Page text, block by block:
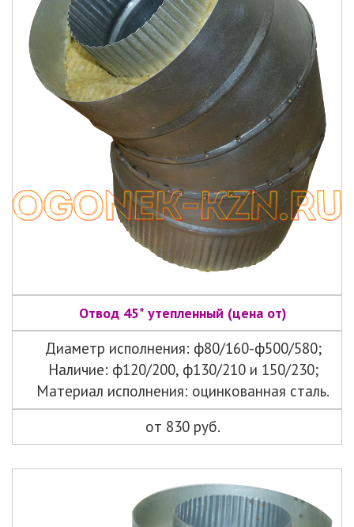
Отвод 45* утепленный (цена от)
Диаметр исполнения: ф80/160-ф500/580;
Наличие: ф120/200, ф130/210 и 150/230;
Материал исполнения: оцинкованная сталь.
от 830 руб.